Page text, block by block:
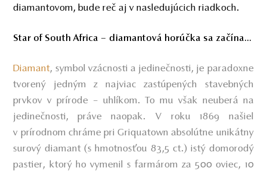
diamantovom, bude reč aj v nasledujúcich riadkoch.
Star of South Africa – diamantová horúčka sa začína...
Diamant, symbol vzácnosti a jedinečnosti, je paradoxne
tvorený jedným z najviac zastúpených stavebných
prvkov v prírode – uhlíkom. To mu však neuberá na
jedinečnosti, práve naopak. V roku 1869 našiel
v prírodnom chráme pri Griquatown absolútne unikátny
surový diamant (s hmotnosťou 83,5 ct.) istý domorodý
pastier, ktorý ho vymenil s farmárom za 500 oviec, 10